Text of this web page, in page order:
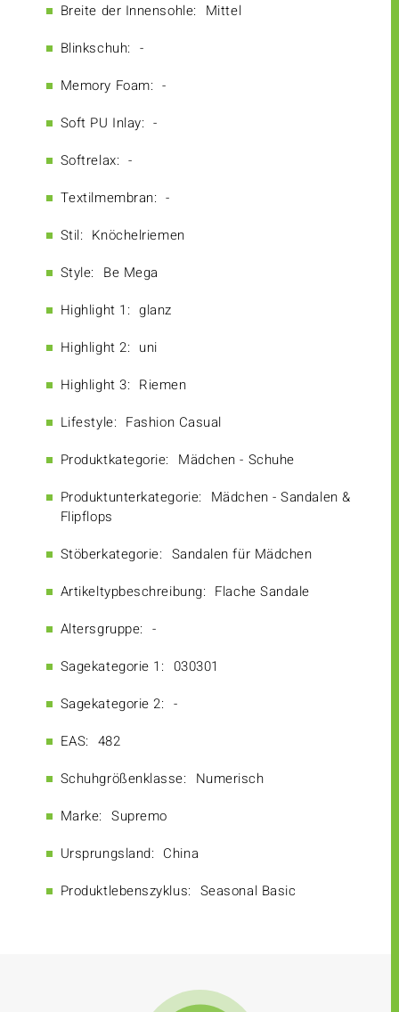
Breite der Innensohle: Mittel
Blinkschuh: -
Memory Foam: -
Soft PU Inlay: -
Softrelax: -
Textilmembran: -
Stil: Knöchelriemen
Style: Be Mega
Highlight 1: glanz
Highlight 2: uni
Highlight 3: Riemen
Lifestyle: Fashion Casual
Produktkategorie: Mädchen - Schuhe
Produktunterkategorie: Mädchen - Sandalen &
Flipflops
Stöberkategorie: Sandalen für Mädchen
Artikeltypbeschreibung: Flache Sandale
Altersgruppe: -
Sagekategorie 1: 030301
Sagekategorie 2: -
EAS: 482
Schuhgrößenklasse: Numerisch
Marke: Supremo
Ursprungsland: China
Produktlebenszyklus: Seasonal Basic